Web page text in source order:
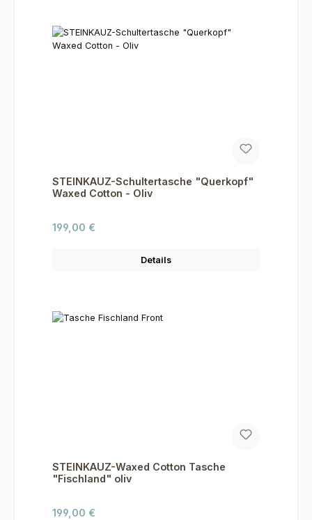
STEINKAUZ-Schultertasche "Querkopf"
Waxed Cotton - Oliv
Regulärer Preis:
199,00 €
Details
STEINKAUZ-Waxed Cotton Tasche
"Fischland" oliv
Regulärer Preis:
199,00 €